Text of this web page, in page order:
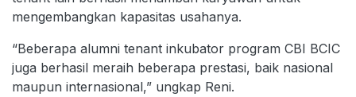
mengembangkan kapasitas usahanya.
“Beberapa alumni tenant inkubator program CBI BCIC
juga berhasil meraih beberapa prestasi, baik nasional
maupun internasional,” ungkap Reni.